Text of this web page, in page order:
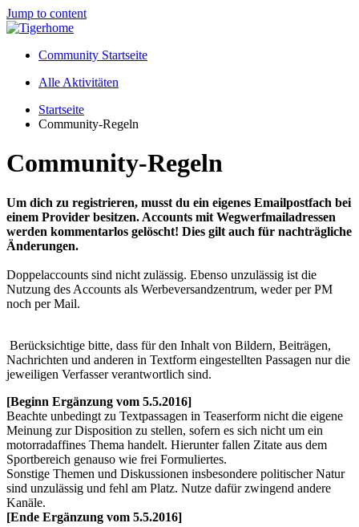
Jump to content
Community Startseite
Alle Aktivitäten
Startseite
Community-Regeln
Community-Regeln
Um dich zu registrieren, musst du ein eigenes Emailpostfach bei
einem Provider besitzen. Accounts mit Wegwerfmailadressen
werden kommentarlos gelöscht! Dies gilt auch für nachträgliche
Änderungen.
Doppelaccounts sind nicht zulässig. Ebenso unzulässig ist die
Nutzung des Accounts als Werbeversandzentrum, weder per PM
noch per Mail.
Berücksichtige bitte, dass für den Inhalt von Bildern, Beiträgen,
Nachrichten und anderen in Textform eingestellten Passagen nur die
jeweiligen Verfasser verantwortlich sind.
[Beginn Ergänzung vom 5.5.2016]
Beachte unbedingt zu Textpassagen in Teaserform nicht die eigene
Meinung zur Disposition zu stellen, sofern es sich nicht um ein
motorradaffines Thema handelt. Hierunter fallen Zitate aus dem
Sportbereich genauso wie frei Formuliertes.
Sonstige Themen und Diskussionen insbesondere politischer Natur
sind unzulässig und fehl am Platz. Nutze dafür zwingend andere
Kanäle.
[Ende Ergänzung vom 5.5.2016]